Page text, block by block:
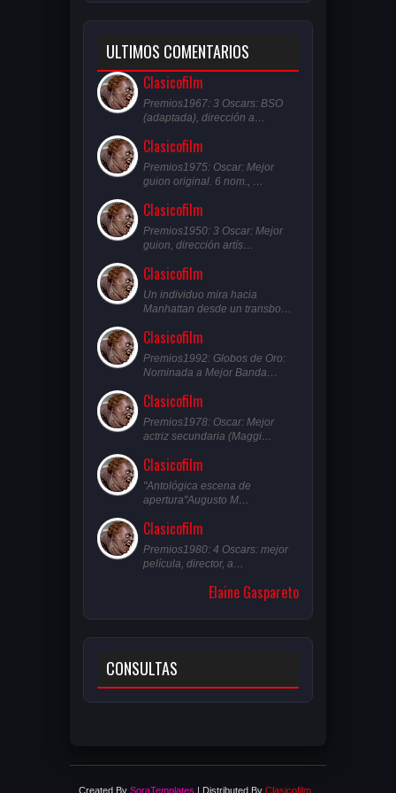
ULTIMOS COMENTARIOS
Clasicofilm
Premios1967: 3 Oscars: BSO
(adaptada), dirección a…
Clasicofilm
Premios1975: Oscar: Mejor
guion original. 6 nom., …
Clasicofilm
Premios1950: 3 Oscar: Mejor
guion, dirección artís…
Clasicofilm
Un individuo mira hacia
Manhattan desde un transbo…
Clasicofilm
Premios1992: Globos de Oro:
Nominada a Mejor Banda…
Clasicofilm
Premios1978: Oscar: Mejor
actriz secundaria (Maggi…
Clasicofilm
"Antológica escena de
apertura"Augusto M…
Clasicofilm
Premios1980: 4 Oscars: mejor
película, director, a…
Elaine Gaspareto
CONSULTAS
Created By SoraTemplates | Distributed By Clasicofilm